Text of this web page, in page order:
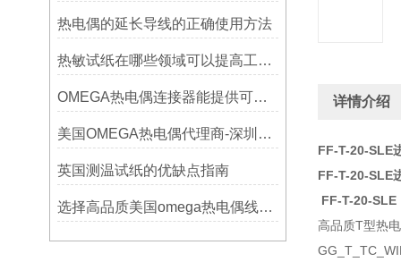
热电偶的延长导线的正确使用方法
热敏试纸在哪些领域可以提高工作效率？
OMEGA热电偶连接器能提供可靠的信号传输
美国OMEGA热电偶代理商-深圳鑫博恒业-热电偶测温感温线和插头插座连接器
英国测温试纸的优缺点指南
选择高品质美国omega热电偶线的要点？
详情介绍
FF-T-20-SLE
FF-T-20-SLE
FF-T-20-SLE
高品质T型热